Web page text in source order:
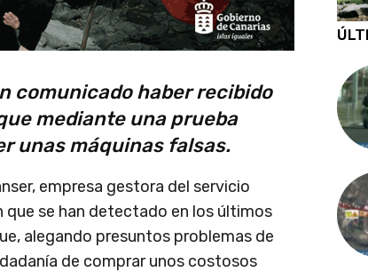
comunicado haber recibido
mediante una prueba
unas máquinas falsas.
empresa gestora del servicio
que se han detectado en los últimos
alegando presuntos problemas de
de comprar unos costosos